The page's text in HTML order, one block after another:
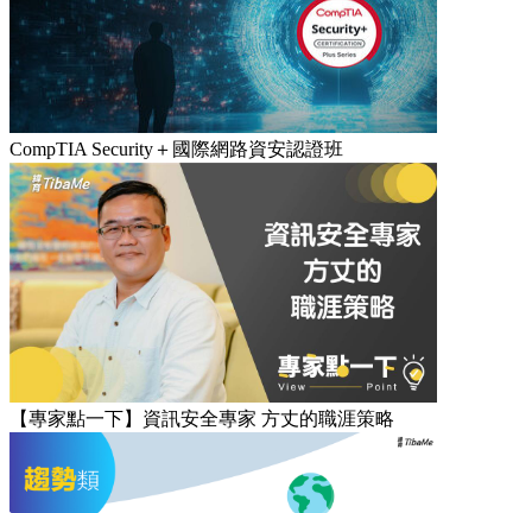
CompTIA Security＋國際網路資安認證班
【專家點一下】資訊安全專家 方丈的職涯策略